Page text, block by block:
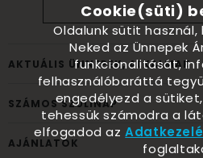
AKTUÁLIS ÜNNEPEK, ALKALMAK
SZÁMOS SZÜLINAP
AJÁNLATOK
Cookie(süti)
Oldalunk sütit
Neked az Ünnepek
funkcionalitását,
felhasználóbaráttá
engedélyezd a
tehessük számodra a
elfogadod az